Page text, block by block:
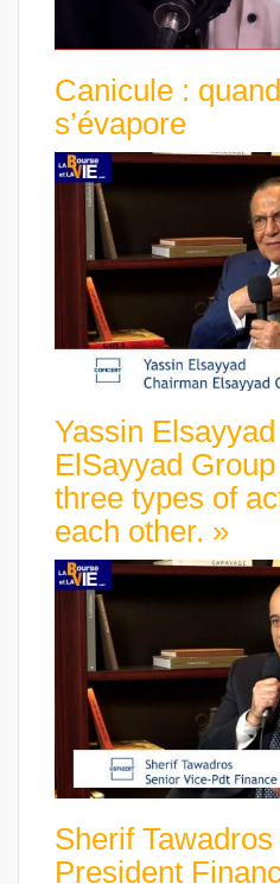
Canicule :
s’évapore
Yassin
ElSayyad
three types of
each other. »
Sherif
President